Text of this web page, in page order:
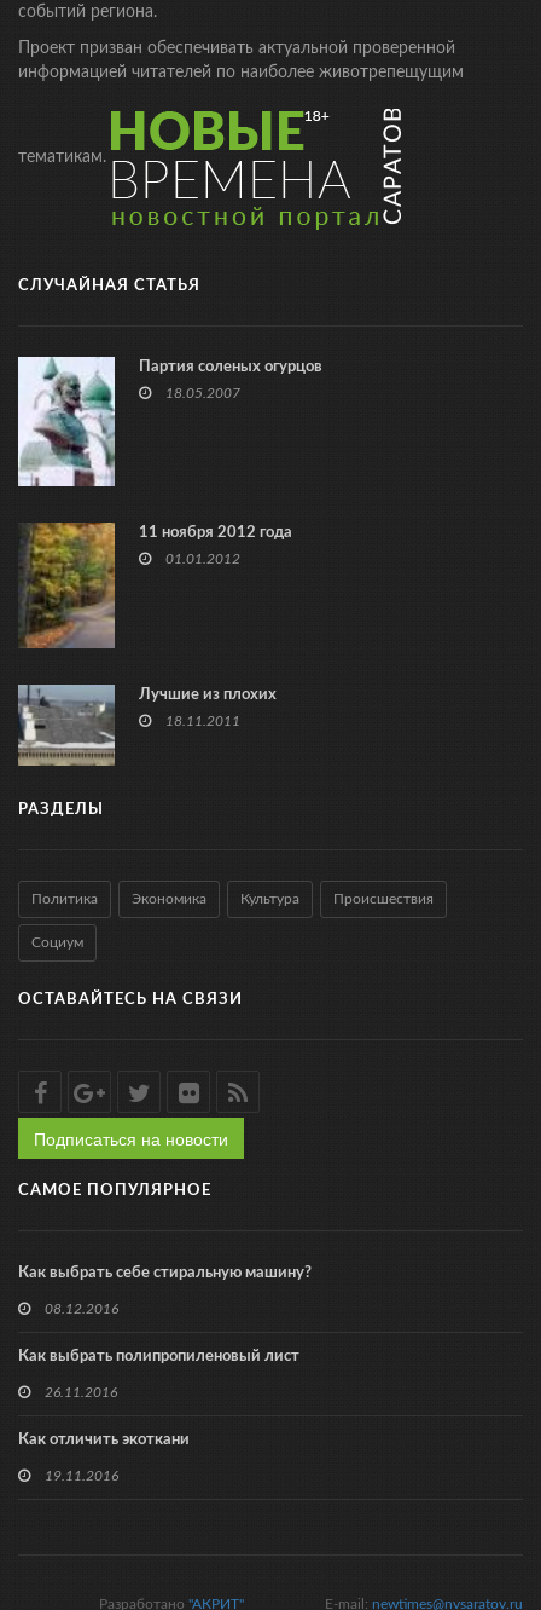
событий региона.
Проект призван обеспечивать актуальной проверенной
информацией читателей по наиболее животрепещущим
тематикам.
СЛУЧАЙНАЯ СТАТЬЯ
Партия соленых огурцов
18.05.2007
11 ноября 2012 года
01.01.2012
Лучшие из плохих
18.11.2011
РАЗДЕЛЫ
Политика Экономика Культура Происшествия
Социум
ОСТАВАЙТЕСЬ НА СВЯЗИ
Подписаться на новости
САМОЕ ПОПУЛЯРНОЕ
Как выбрать себе стиральную машину?
08.12.2016
Как выбрать полипропиленовый лист
26.11.2016
Как отличить экоткани
19.11.2016
E-mail: newtimes@nvsaratov.ru
Разработано "АКРИТ"